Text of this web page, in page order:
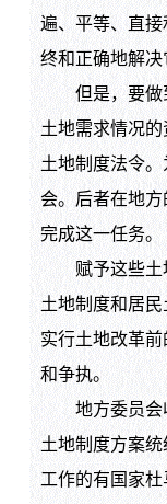
遍、平等、直
终和正确地解决
但是，要做到
土地需求情况
土地制度法令
会。后者在地
完成这一任务。
赋予这些土地
土地制度和居
实行土地改革
和争执。
地方委员会收
土地制度方案
工作的有国家